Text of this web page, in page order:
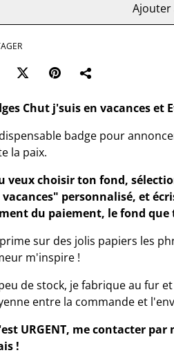
Ajouter
Chut j'suis en vacances et
badge pour
la paix.
veux choisir ton fond,
vacances" personnalisé, et
du paiement, le fond
sur des jolis papiers les
m'inspire !
de stock, je fabrique au fur
entre la commande et
URGENT, me contacter
!